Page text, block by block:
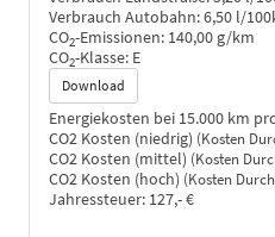
Verbrauch Autobahn:6,50 l/
CO2-Emissionen: 140,00 g/km
CO2-Klasse: E
Download
Energiekosten bei 15.000 km
CO2 Kosten (niedrig) (Kosten
CO2 Kosten (mittel) (Kosten
CO2 Kosten (hoch) (Kosten
Jahressteuer: 127,- €